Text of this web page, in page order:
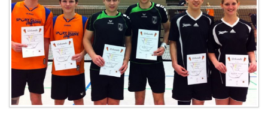
Kontakt
Links
Impressum